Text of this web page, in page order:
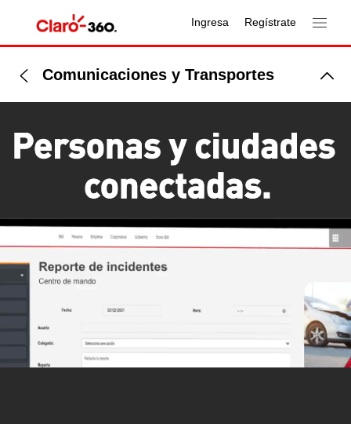
Ingresa Regístrate
Comunicaciones y Transportes